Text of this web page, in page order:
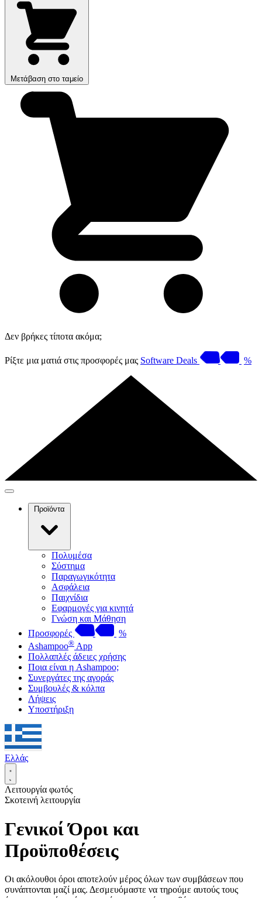
Μετάβαση στο ταμείο
Δεν βρήκες τίποτα ακόμα;
Ρίξτε μια ματιά στις προσφορές μας Software Deals %
Προϊόντα
Πολυμέσα
Σύστημα
Παραγωγικότητα
Ασφάλεια
Παιχνίδια
Εφαρμογές για κινητά
Γνώση και Μάθηση
Προσφορές
%
Ashampoo® App
Πολλαπλές άδειες χρήσης
Ποια είναι η Ashampoo;
Συνεργάτες της αγοράς
Συμβουλές & κόλπα
Λήψεις
Υποστήριξη
Ελλάς
Λειτουργία φωτός
Σκοτεινή λειτουργία
Γενικοί Όροι και
Προϋποθέσεις
Οι ακόλουθοι όροι αποτελούν μέρος όλων των συμβάσεων που
συνάπτονται μαζί μας. Δεσμευόμαστε να τηρούμε αυτούς τους